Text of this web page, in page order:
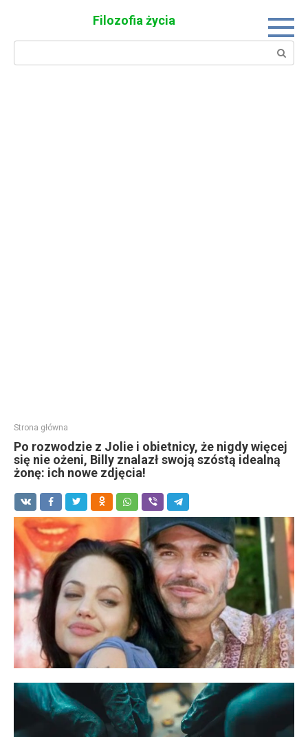
Filozofia życia
Search:
Strona główna
Po rozwodzie z Jolie i obietnicy, że nigdy więcej
się nie ożeni, Billy znalazł swoją szóstą idealną
żonę: ich nowe zdjęcia!